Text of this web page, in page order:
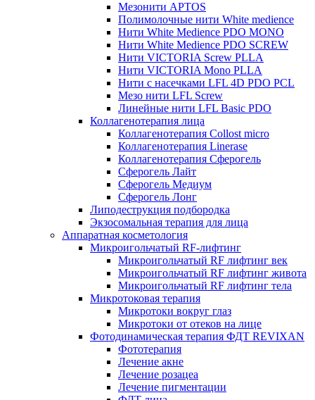
Мезонити APTOS
Полимолочные нити White medience
Нити White Medience PDO MONO
Нити White Medience PDO SCREW
Нити VICTORIA Screw PLLA
Нити VICTORIA Mono PLLA
Нити с насечками LFL 4D PDO PCL
Мезо нити LFL Screw
Линейные нити LFL Basic PDO
Коллагенотерапия лица
Коллагенотерапия Collost micro
Коллагенотерапия Linerase
Коллагенотерапия Сферогель
Сферогель Лайт
Сферогель Медиум
Сферогель Лонг
Липодеструкция подбородка
Экзосомальная терапия для лица
Аппаратная косметология
Микроигольчатый RF-лифтинг
Микроигольчатый RF лифтинг век
Микроигольчатый RF лифтинг живота
Микроигольчатый RF лифтинг тела
Микротоковая терапия
Микротоки вокруг глаз
Микротоки от отеков на лице
Фотодинамическая терапия ФДТ REVIXAN
Фототерапия
Лечение акне
Лечение розацеа
Лечение пигментации